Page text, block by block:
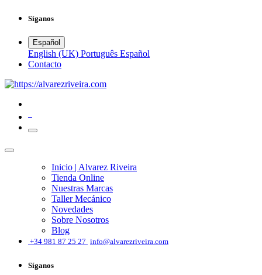
Síganos
Español
English (UK) Português Español
​Contacto
Inicio | Alvarez Riveira
Tienda Online
Nuestras Marcas
Taller Mecánico
Novedades
Sobre Nosotros
Blog
+34 981 87 25 27 info@alvarezriveira.com
Síganos